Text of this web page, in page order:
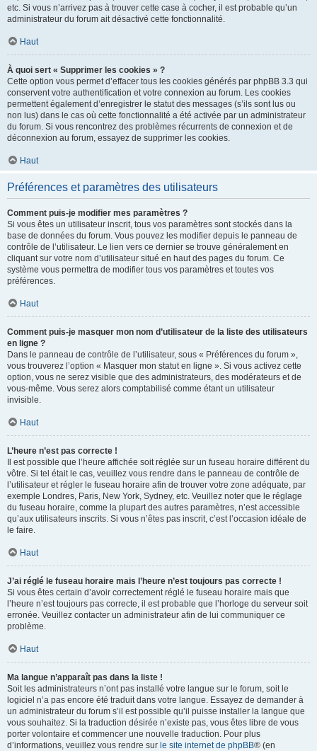
etc. Si vous n’arrivez pas à trouver cette case à cocher, il est probable qu’un
administrateur du forum ait désactivé cette fonctionnalité.
Haut
À quoi sert « Supprimer les cookies » ?
Cette option vous permet d’effacer tous les cookies générés par phpBB 3.3 qui
conservent votre authentification et votre connexion au forum. Les cookies
permettent également d’enregistrer le statut des messages (s’ils sont lus ou
non lus) dans le cas où cette fonctionnalité a été activée par un administrateur
du forum. Si vous rencontrez des problèmes récurrents de connexion et de
déconnexion au forum, essayez de supprimer les cookies.
Haut
Préférences et paramètres des utilisateurs
Comment puis-je modifier mes paramètres ?
Si vous êtes un utilisateur inscrit, tous vos paramètres sont stockés dans la
base de données du forum. Vous pouvez les modifier depuis le panneau de
contrôle de l’utilisateur. Le lien vers ce dernier se trouve généralement en
cliquant sur votre nom d’utilisateur situé en haut des pages du forum. Ce
système vous permettra de modifier tous vos paramètres et toutes vos
préférences.
Haut
Comment puis-je masquer mon nom d’utilisateur de la liste des utilisateurs
en ligne ?
Dans le panneau de contrôle de l’utilisateur, sous « Préférences du forum »,
vous trouverez l’option « Masquer mon statut en ligne ». Si vous activez cette
option, vous ne serez visible que des administrateurs, des modérateurs et de
vous-même. Vous serez alors comptabilisé comme étant un utilisateur
invisible.
Haut
L’heure n’est pas correcte !
Il est possible que l’heure affichée soit réglée sur un fuseau horaire différent du
vôtre. Si tel était le cas, veuillez vous rendre dans le panneau de contrôle de
l’utilisateur et régler le fuseau horaire afin de trouver votre zone adéquate, par
exemple Londres, Paris, New York, Sydney, etc. Veuillez noter que le réglage
du fuseau horaire, comme la plupart des autres paramètres, n’est accessible
qu’aux utilisateurs inscrits. Si vous n’êtes pas inscrit, c’est l’occasion idéale de
le faire.
Haut
J’ai réglé le fuseau horaire mais l’heure n’est toujours pas correcte !
Si vous êtes certain d’avoir correctement réglé le fuseau horaire mais que
l’heure n’est toujours pas correcte, il est probable que l’horloge du serveur soit
erronée. Veuillez contacter un administrateur afin de lui communiquer ce
problème.
Haut
Ma langue n’apparaît pas dans la liste !
Soit les administrateurs n’ont pas installé votre langue sur le forum, soit le
logiciel n’a pas encore été traduit dans votre langue. Essayez de demander à
un administrateur du forum s’il est possible qu’il puisse installer la langue que
vous souhaitez. Si la traduction désirée n’existe pas, vous êtes libre de vous
porter volontaire et commencer une nouvelle traduction. Pour plus
d’informations, veuillez vous rendre sur le site internet de phpBB® (en